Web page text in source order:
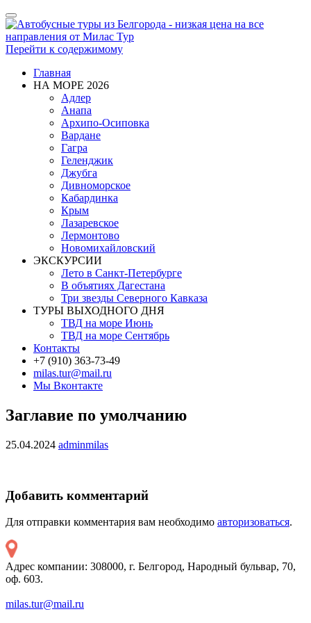
Показать/
Скрыть
навигацию
Перейти к содержимому
Главная
НА МОРЕ 2026
Адлер
Анапа
Архипо-Осиповка
Вардане
Гагра
Геленджик
Джубга
Дивноморское
Кабардинка
Крым
Лазаревское
Лермонтово
Новомихайловский
ЭКСКУРСИИ
Лето в Санкт-Петербурге
В объятиях Дагестана
Три звезды Северного Кавказа
ТУРЫ ВЫХОДНОГО ДНЯ
ТВД на море Июнь
ТВД на море Сентябрь
Контакты
+7 (910) 363-73-49
milas.tur@mail.ru
Мы Вконтакте
Заглавие по умолчанию
25.04.2024 adminmilas
Добавить комментарий
Для отправки комментария вам необходимо авторизоваться.
Адрес компании: 308000, г. Белгород, Народный бульвар, 70,
оф. 603.
milas.tur@mail.ru